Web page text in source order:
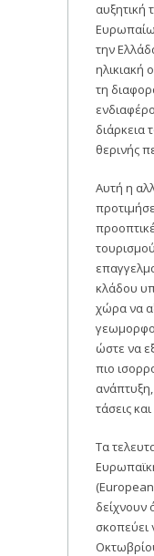
αυξητική
την
ηλικιακή
τη
διάρκεια
θερινής
Αυτή η
κλάδου
χώρα να
ώστε να
πιο
τάσεις
Τα
δείχνουν
σκοπεύει